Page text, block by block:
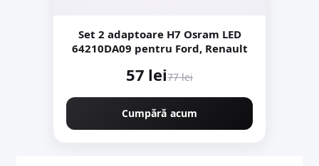
Set 2 adaptoare H7 Osram LED
64210DA09 pentru Ford, Renault
57 lei77 lei
Cumpără acum